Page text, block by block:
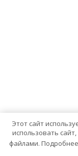
Этот сайт
использовать
файлами.